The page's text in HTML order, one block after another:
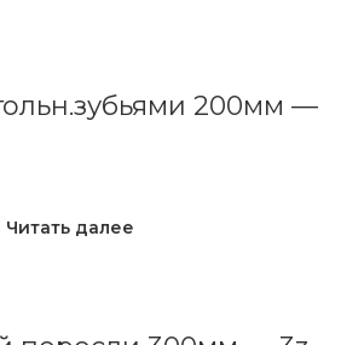
200мм —
Читать далее